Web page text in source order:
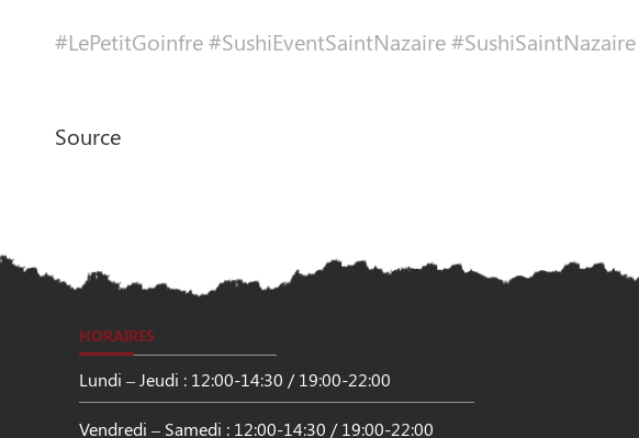
#LePetitGoinfre #SushiEventSaintNazaire
Source
HORAIRES
Lundi – Jeudi : 12:00-14:30 / 19:00-22:00
Vendredi – Samedi : 12:00-14:30 / 19:00-22:00